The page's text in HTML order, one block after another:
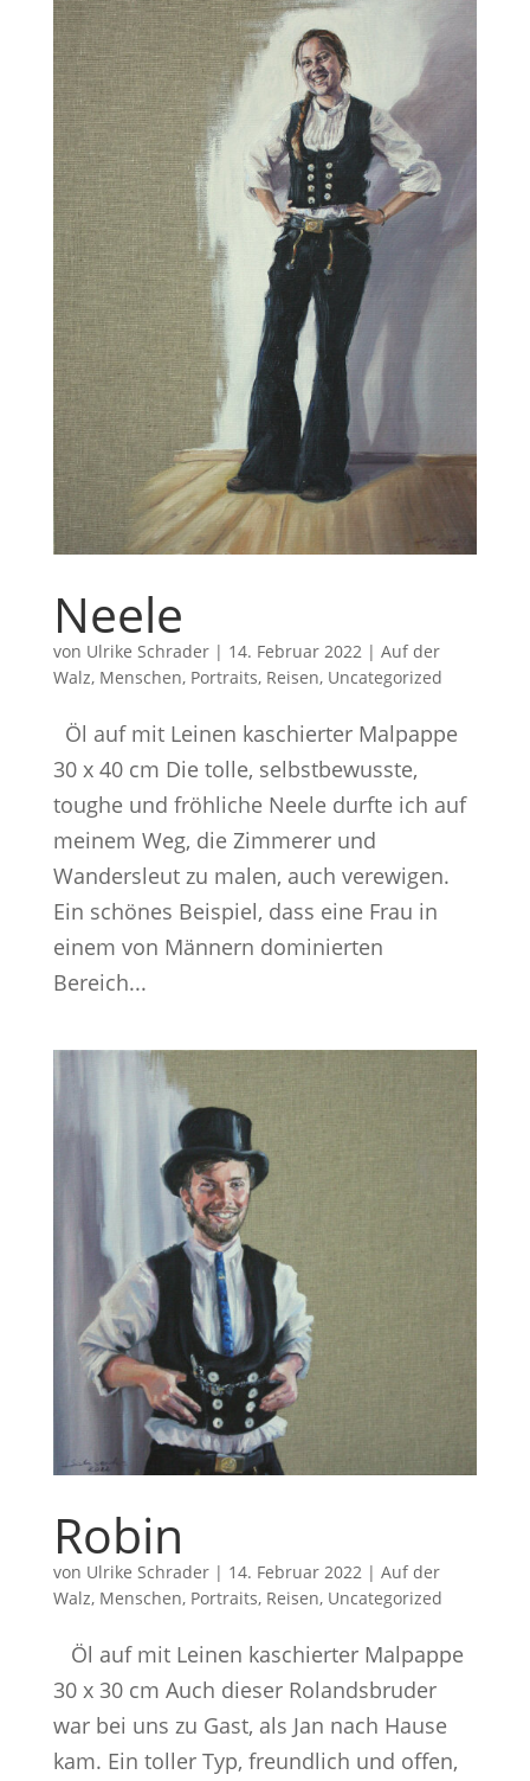
Neele
von Ulrike Schrader| 14. Februar 2022| Auf der
Walz, Menschen, Portraits, Reisen, Uncategorized
Öl auf mit Leinen kaschierter Malpappe
30 x 40 cm Die tolle, selbstbewusste,
toughe und fröhliche Neele durfte ich auf
meinem Weg, die Zimmerer und
Wandersleut zu malen, auch verewigen.
Ein schönes Beispiel, dass eine Frau in
einem von Männern dominierten
Bereich...
Robin
von Ulrike Schrader| 14. Februar 2022| Auf der
Walz, Menschen, Portraits, Reisen, Uncategorized
Öl auf mit Leinen kaschierter Malpappe
30 x 30 cm Auch dieser Rolandsbruder
war bei uns zu Gast, als Jan nach Hause
kam. Ein toller Typ, freundlich und offen,